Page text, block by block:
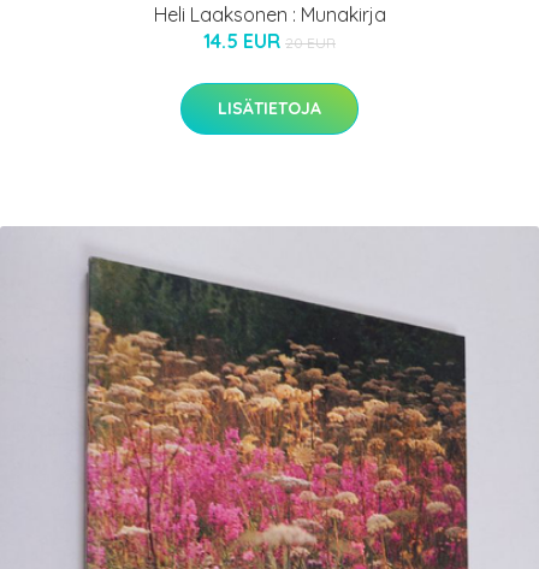
Heli Laaksonen : Munakirja
14.5 EUR 20 EUR
LISÄTIETOJA